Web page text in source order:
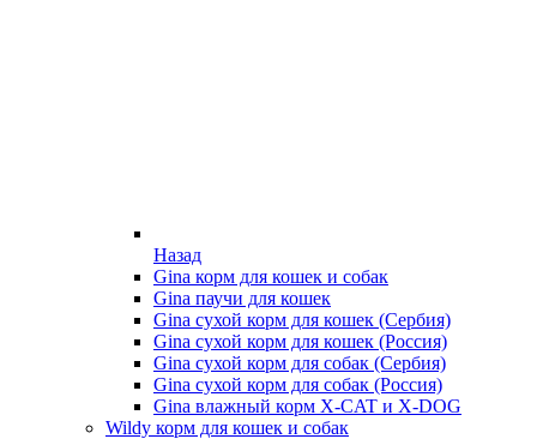
Назад
Gina корм для кошек и собак
Gina паучи для кошек
Gina сухой корм для кошек (Сербия)
Gina сухой корм для кошек (Россия)
Gina сухой корм для собак (Сербия)
Gina сухой корм для собак (Россия)
Gina влажный корм X-CAT и X-DOG
Wildy корм для кошек и собак